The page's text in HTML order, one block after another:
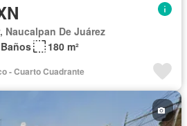
Naucalpan De Juárez
180 m²
- Cuarto Cuadrante